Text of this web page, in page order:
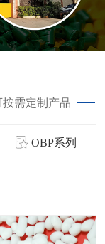
需定制产品
OBP系列